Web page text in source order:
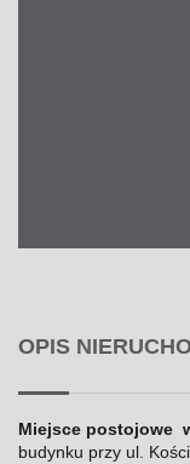
OPIS
Miejsce postojowe
budynku przy ul.